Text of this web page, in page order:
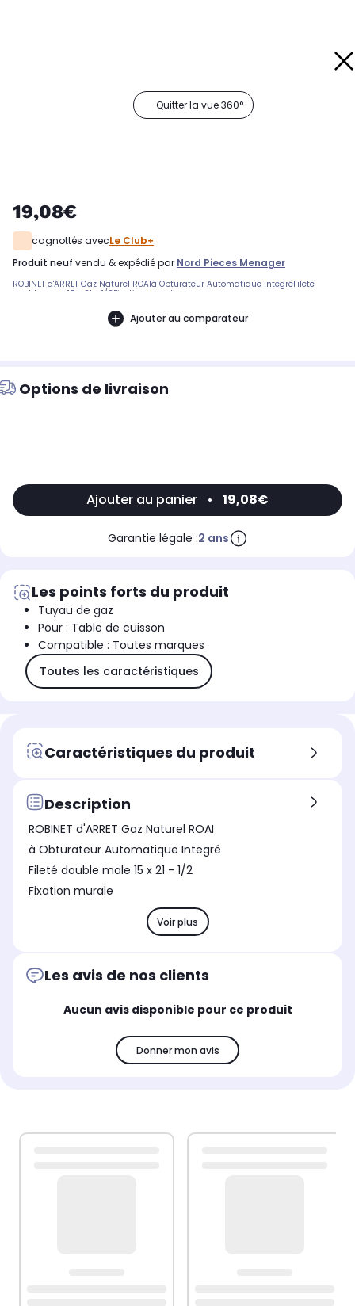
Quitter la vue 360°
19,08€
cagnottés avecLe Club+
produit neuf vendu & expédié par Nord Pieces Menager
ROBINET d'ARRET Gaz Naturel ROAIà Obturateur Automatique IntegréFileté
double male 15 x 21 - 1/2Fixation murale
Ajouter au comparateur
Options de livraison
Ajouter au panier • 19,08€
Garantie légale :2 ans
Les points forts du produit
Tuyau de gaz
Pour : Table de cuisson
Compatible : Toutes marques
Toutes les caractéristiques
Caractéristiques du produit
Description
ROBINET d'ARRET Gaz Naturel ROAI
à Obturateur Automatique Integré
Fileté double male 15 x 21 - 1/2
Fixation murale
Voir plus
Les avis de nos clients
Aucun avis disponible pour ce produit
Donner mon avis